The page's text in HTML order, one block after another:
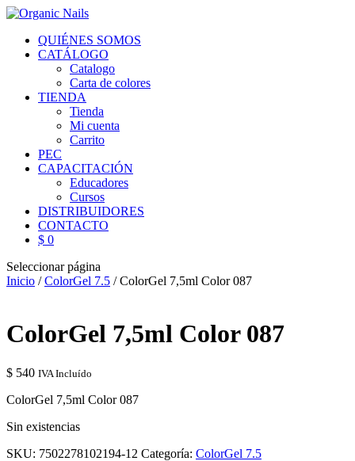
QUIÉNES SOMOS
CATÁLOGO
Catalogo
Carta de colores
TIENDA
Tienda
Mi cuenta
Carrito
PEC
CAPACITACIÓN
Educadores
Cursos
DISTRIBUIDORES
CONTACTO
$ 0
Seleccionar página
Inicio /ColorGel 7.5 / ColorGel 7,5ml Color 087
ColorGel 7,5ml Color 087
$ 540 IVA Incluído
ColorGel 7,5ml Color 087
Sin existencias
SKU: 7502278102194-12 Categoría: ColorGel 7.5